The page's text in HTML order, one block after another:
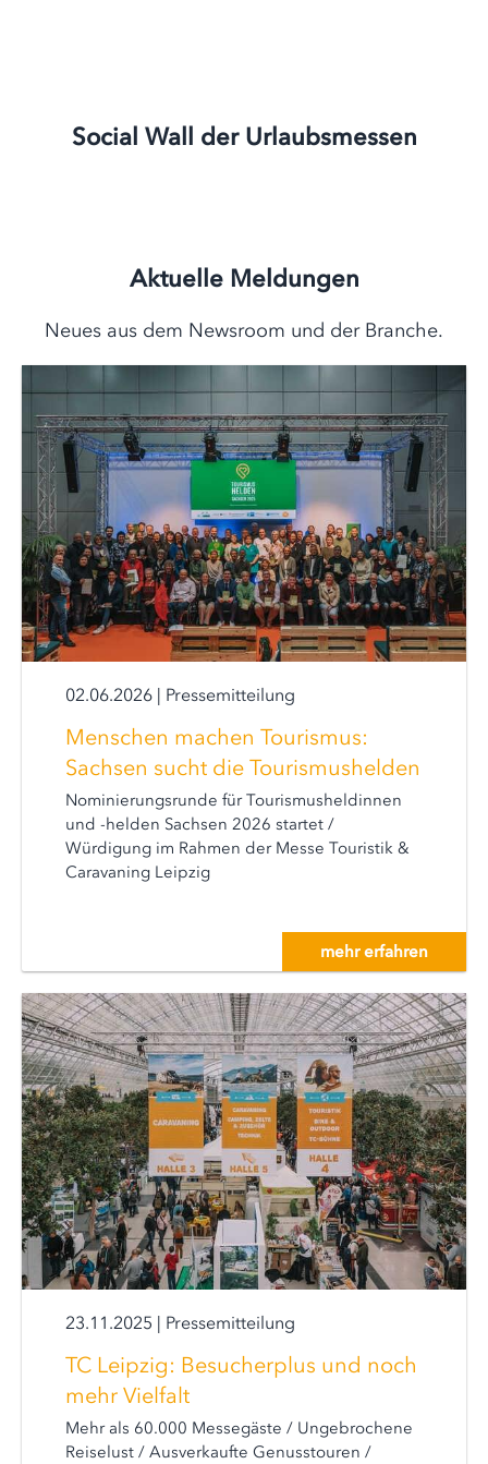
Social Wall der Urlaubsmessen
Aktuelle Meldungen
Neues aus dem Newsroom und der Branche.
02.06.2026 | Pressemitteilung
Menschen machen Tourismus:
Sachsen sucht die Tourismushelden
Nominierungsrunde für Tourismusheldinnen
und -helden Sachsen 2026 startet /
Würdigung im Rahmen der Messe Touristik &
Caravaning Leipzig
mehr erfahren
23.11.2025 | Pressemitteilung
TC Leipzig: Besucherplus und noch
mehr Vielfalt
Mehr als 60.000 Messegäste / Ungebrochene
Reiselust / Ausverkaufte Genusstouren /